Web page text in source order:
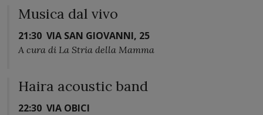
Musica dal vivo
21:30 VIA SAN GIOVANNI, 25
A cura di La Stria della Mamma
Haira acoustic band
22:30 VIA OBICI